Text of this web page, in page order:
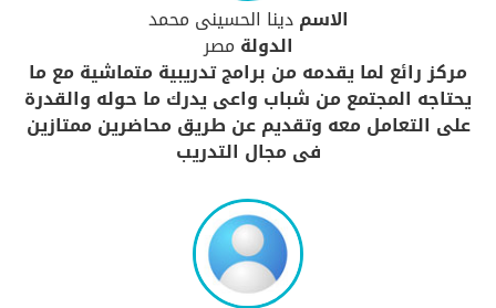
الاسمدينا الحسينى محمد
الدولة مصر
مركز رائع لما يقدمه من برامج تدريبية متماشية مع ما
يحتاجه المجتمع من شباب واعى يدرك ما حوله والقدرة
على التعامل معه وتقديم عن طريق محاضرين ممتازين
فى مجال التدريب